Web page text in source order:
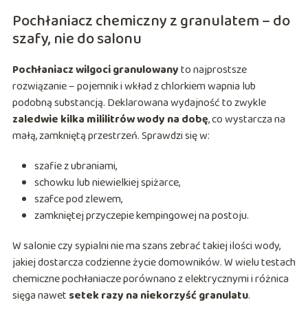
Pochłaniacz chemiczny z granulatem – do
szafy, nie do salonu
Pochłaniacz wilgoci granulowanyto najprostsze
rozwiązanie – pojemnik i wkład z chlorkiem wapnia lub
podobną substancją. Deklarowana wydajność to zwykle
zaledwie kilka mililitrów wody na dobę, co wystarcza na
małą, zamkniętą przestrzeń. Sprawdzi się w:
szafie z ubraniami,
schowku lub niewielkiej spiżarce,
szafce pod zlewem,
zamkniętej przyczepie kempingowej na postoju.
W salonie czy sypialni nie ma szans zebrać takiej ilości wody,
jakiej dostarcza codzienne życie domowników. W wielu testach
chemiczne pochłaniacze porównano z elektrycznymi i różnica
sięga nawet setek razy na niekorzyść granulatu.